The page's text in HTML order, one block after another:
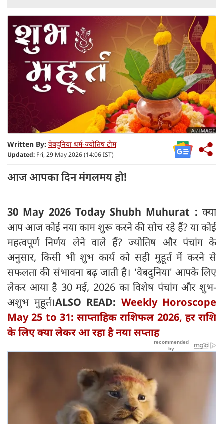
Written By: वेबदुनिया धर्म-ज्योतिष टीम
Updated: Fri, 29 May 2026 (14:06 IST)
आज आपका दिन मंगलमय हो!
30 May 2026 Today Shubh Muhurat : क्या
आप आज कोई नया काम शुरू करने की सोच रहे हैं? या कोई
महत्वपूर्ण निर्णय लेने वाले हैं? ज्योतिष और पंचांग के
अनुसार, किसी भी शुभ कार्य को सही मुहूर्त में करने से
सफलता की संभावना बढ़ जाती है। 'वेबदुनिया' आपके लिए
लेकर आया है 30 मई, 2026 का विशेष पंचांग और शुभ-
अशुभ मुहूर्त।ALSO READ: Weekly Horoscope
May 25 to 31: साप्ताहिक राशिफल 2026, हर राशि
के लिए क्या लेकर आ रहा है नया सप्ताह